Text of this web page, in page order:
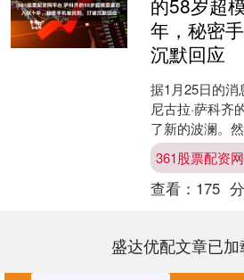
的58岁超
年，秘密
沉默回应
据1月25日的
尼古拉·萨科齐
了新的波澜。
点并非指向他
子——意大利裔
361股票配资
查看： 175
盛达优配文章已